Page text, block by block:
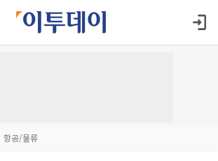
항공/물류